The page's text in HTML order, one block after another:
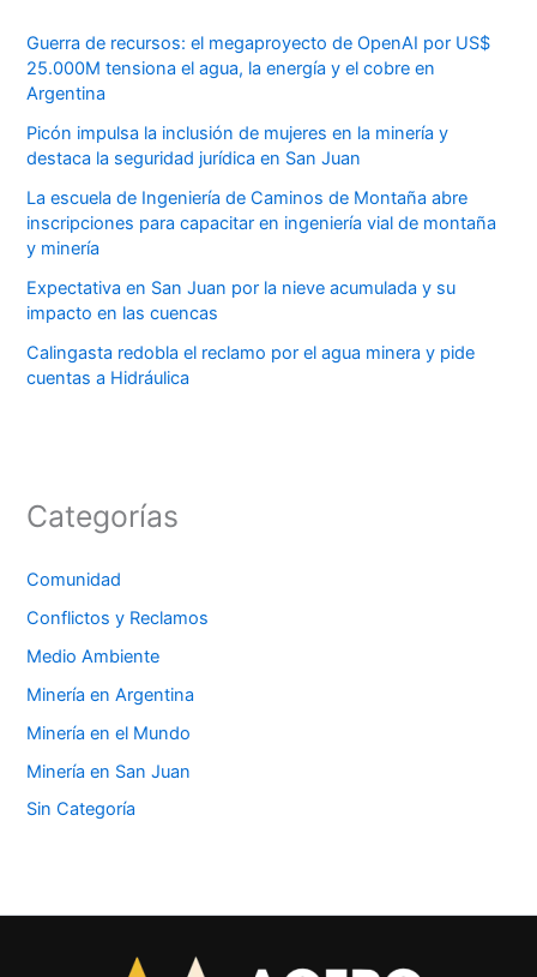
Guerra de recursos: el megaproyecto de OpenAI por US$
25.000M tensiona el agua, la energía y el cobre en
Argentina
Picón impulsa la inclusión de mujeres en la minería y
destaca la seguridad jurídica en San Juan
La escuela de Ingeniería de Caminos de Montaña abre
inscripciones para capacitar en ingeniería vial de montaña
y minería
Expectativa en San Juan por la nieve acumulada y su
impacto en las cuencas
Calingasta redobla el reclamo por el agua minera y pide
cuentas a Hidráulica
Categorías
Comunidad
Conflictos y Reclamos
Medio Ambiente
Minería en Argentina
Minería en el Mundo
Minería en San Juan
Sin Categoría